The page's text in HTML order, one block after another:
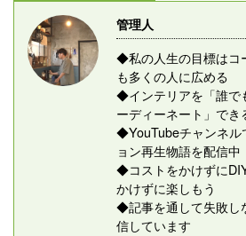
管理人
◆私の人生の目標はコ
も多くの人に広める
◆インテリアを「誰で
ーディーネート」でき
◆YouTubeチャンネル
ョン再生物語を配信中
◆コストをかけずに
かけずに楽しもう
◆記事を通して失敗し
信しています